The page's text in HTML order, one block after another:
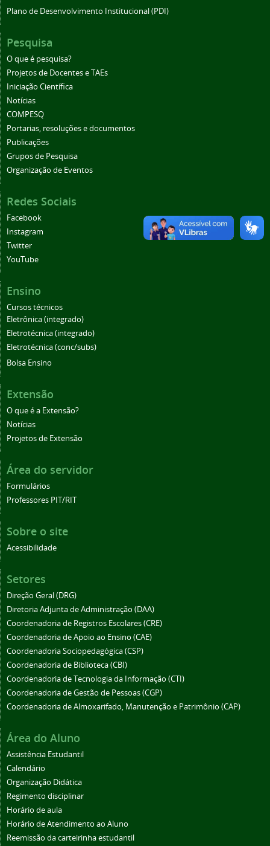
Plano de Desenvolvimento Institucional (PDI)
Pesquisa
O que é pesquisa?
Projetos de Docentes e TAEs
Iniciação Científica
Notícias
COMPESQ
Portarias, resoluções e documentos
Publicações
Grupos de Pesquisa
Organização de Eventos
Redes Sociais
Facebook
Instagram
Twitter
YouTube
Ensino
Cursos técnicos
Eletrônica (integrado)
Eletrotécnica (integrado)
Eletrotécnica (conc/subs)
Bolsa Ensino
Extensão
O que é a Extensão?
Notícias
Projetos de Extensão
Área do servidor
Formulários
Professores PIT/RIT
Sobre o site
Acessibilidade
Setores
Direção Geral (DRG)
Diretoria Adjunta de Administração (DAA)
Coordenadoria de Registros Escolares (CRE)
Coordenadoria de Apoio ao Ensino (CAE)
Coordenadoria Sociopedagógica (CSP)
Coordenadoria de Biblioteca (CBI)
Coordenadoria de Tecnologia da Informação (CTI)
Coordenadoria de Gestão de Pessoas (CGP)
Coordenadoria de Almoxarifado, Manutenção e Patrimônio (CAP)
Área do Aluno
Assistência Estudantil
Calendário
Organização Didática
Regimento disciplinar
Horário de aula
Horário de Atendimento ao Aluno
Reemissão da carteirinha estudantil